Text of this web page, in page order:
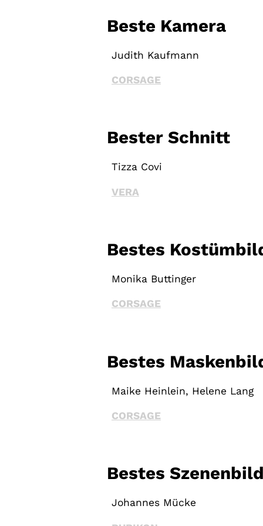
Beste Kamera
Judith Kaufmann
CORSAGE
Bester Schnitt
Tizza Covi
VERA
Bestes
Monika Buttinger
CORSAGE
Bestes
Maike Heinlein, Helene Lang
CORSAGE
Bestes
Johannes Mücke